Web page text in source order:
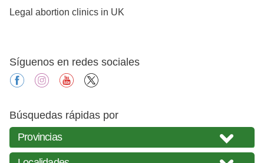
Legal abortion clinics in UK
Síguenos en redes sociales
facebookinstagramyoutube
Búsquedas rápidas por